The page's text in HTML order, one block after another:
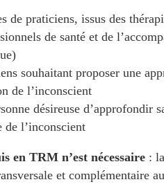
de praticiens, issus des
de santé et de
souhaitant proposer une
de l’inconscient
désireuse d’approfondir
de l’inconscient
en TRM n’est nécessaire :
et complémentaire